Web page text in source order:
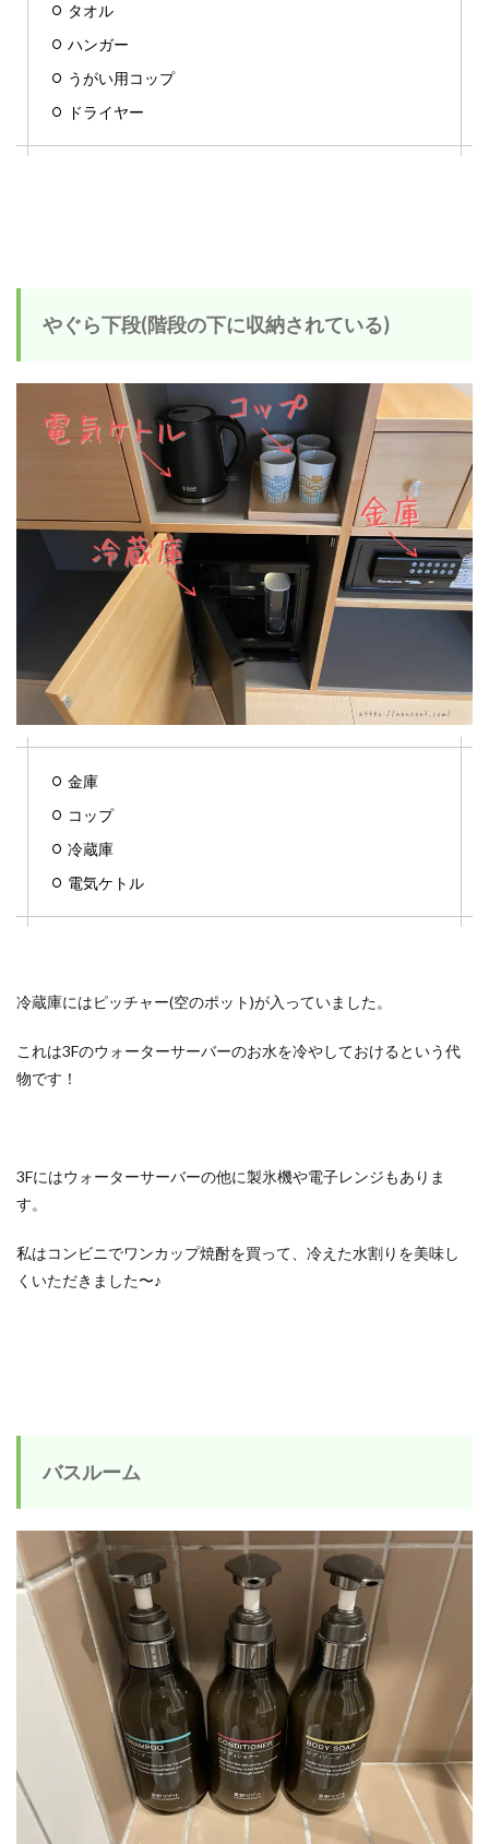
タオル
ハンガー
うがい用コップ
ドライヤー
やぐら下段(階段の下に収納されている)
金庫
コップ
冷蔵庫
電気ケトル
冷蔵庫にはピッチャー(空のポット)が入っていました。
これは3Fのウォーターサーバーのお水を冷やしておけるという代
物です！
3Fにはウォーターサーバーの他に製氷機や電子レンジもありま
す。
私はコンビニでワンカップ焼酎を買って、冷えた水割りを美味し
くいただきました〜♪
バスルーム